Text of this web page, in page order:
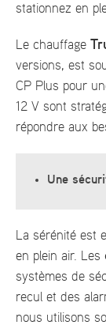
stationnez en
Le chauffage
versions, est
CP Plus pour
12 V sont
répondre aux
Une
La sérénité est
en plein air. Les
systèmes de
recul et des
nous utilisons